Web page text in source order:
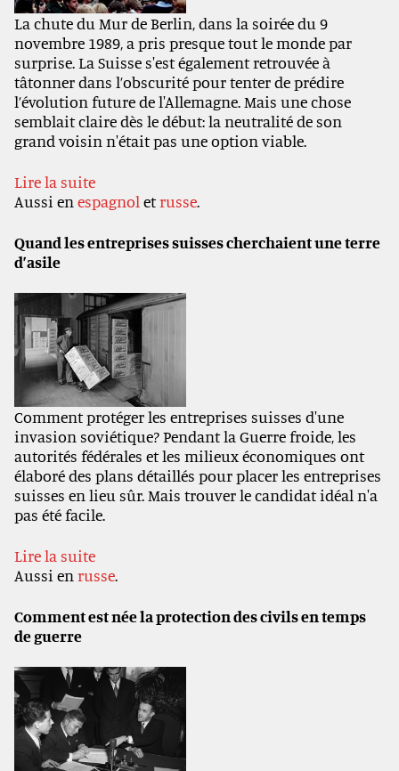
La chute du Mur de Berlin, dans la soirée du 9
novembre 1989, a pris presque tout le monde par
surprise. La Suisse s'est également retrouvée à
tâtonner dans l’obscurité pour tenter de prédire
l’évolution future de l'Allemagne. Mais une chose
semblait claire dès le début: la neutralité de son
grand voisin n'était pas une option viable.
Lire la suite
Aussi en espagnol etrusse.
Quand les entreprises suisses cherchaient une terre
d’asile
Comment protéger les entreprises suisses d'une
invasion soviétique? Pendant la Guerre froide, les
autorités fédérales et les milieux économiques ont
élaboré des plans détaillés pour placer les entreprises
suisses en lieu sûr. Mais trouver le candidat idéal n'a
pas été facile.
Lire la suite
Aussi en russe.
Comment est née la protection des civils en temps
de guerre